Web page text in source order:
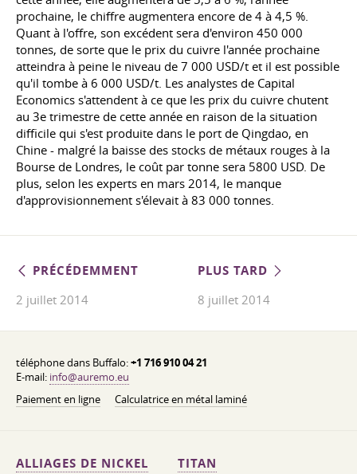
prochaine, le chiffre augmentera encore de 4 à 4,5 %.
Quant à l'offre, son excédent sera d'environ 450 000
tonnes, de sorte que le prix du cuivre l'année prochaine
atteindra à peine le niveau de 7 000 USD/t et il est possible
qu'il tombe à 6 000 USD/t. Les analystes de Capital
Economics s'attendent à ce que les prix du cuivre chutent
au 3e trimestre de cette année en raison de la situation
difficile qui s'est produite dans le port de Qingdao, en
Chine - malgré la baisse des stocks de métaux rouges à la
Bourse de Londres, le coût par tonne sera 5800 USD. De
plus, selon les experts en mars 2014, le manque
d'approvisionnement s'élevait à 83 000 tonnes.
PRÉCÉDEMMENT
2 juillet 2014
PLUS TARD
8 juillet 2014
téléphone dans Buffalo:+1 716 910 04 21
E-mail: info@auremo.eu
Paiement en ligne
Calculatrice en métal laminé
ALLIAGES DE NICKEL TITAN